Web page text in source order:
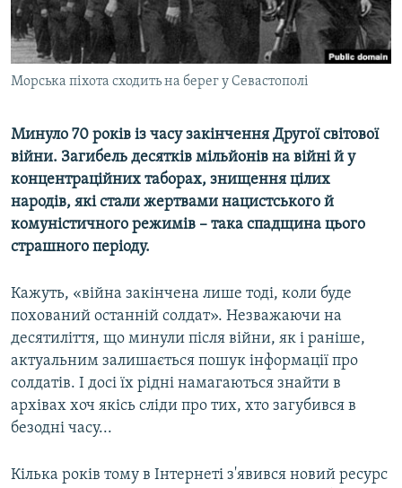
ВІДЕОУРОКИ «ELIFBE»
СВІДЧЕННЯ ОКУПАЦІЇ
УКРАЇНСЬКА ПРОБЛЕМА КРИМУ
Русский
Qırımtatar
Усі сайти RFE/RL
Морська піхота сходить на берег у Севастополі
Минуло 70 років із часу закінчення Другої світової
війни. Загибель десятків мільйонів на війні й у
концентраційних таборах, знищення цілих
народів, які стали жертвами нацистського й
комуністичного режимів – така спадщина цього
страшного періоду.
Кажуть, «війна закінчена лише тоді, коли буде
похований останній солдат». Незважаючи на
десятиліття, що минули після війни, як і раніше,
актуальним залишається пошук інформації про
солдатів. І досі їх рідні намагаються знайти в
архівах хоч якісь сліди про тих, хто загубився в
безодні часу...
Кілька років тому в Інтернеті з'явився новий ресурс